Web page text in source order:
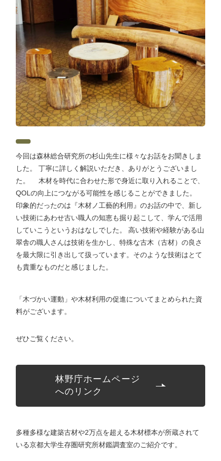
今回は森林総合研究所の杉山先生に様々なお話をお聞きしま
した。 丁寧に詳しく解説いただき、ありがとうございまし
た。 木材を時代に合わせた形で身近に取り入れることで、
QOLの向上につながる可能性を感じることができました。
印象的だったのは『木材ノ工藝的利用』のお話の中で、新し
い技術にあわせ古い職人の知恵も掘り起こして、学んで活用
していこうというおはなしでした。 高い技術や経験がある山
翠舎の職人さんは技術を生かし、特殊な古木（古材）の良さ
を最大限に引き出して扱っています。そのような技術はとて
も貴重なものだと感じました。
「木づかい運動」や木材利用の促進についてまとめられた資
料がございます。
ぜひご覧ください。
林野庁ホームページ
へのリンク
多種多様な建築古材や2万点を超える木材標本が所蔵されて
いる京都大学生存圏研究所材鑑調査室のご紹介です。